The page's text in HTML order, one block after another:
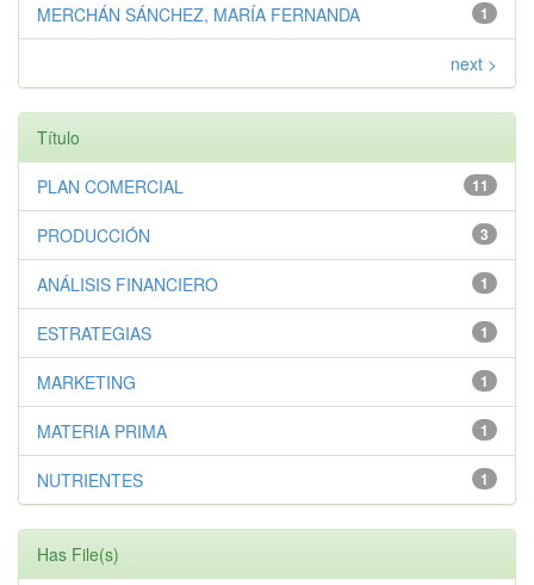
1
MERCHÁN SÁNCHEZ, MARÍA FERNANDA
next >
Título
11
PLAN COMERCIAL
3
PRODUCCIÓN
1
ANÁLISIS FINANCIERO
1
ESTRATEGIAS
1
MARKETING
1
MATERIA PRIMA
1
NUTRIENTES
Has File(s)